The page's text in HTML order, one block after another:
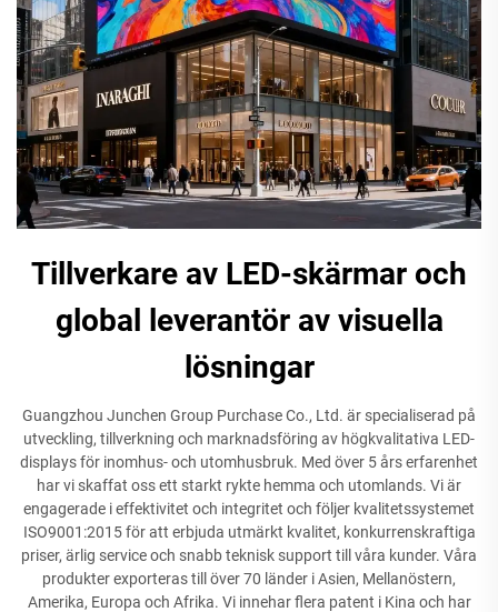
Tillverkare av LED-skärmar och
global leverantör av visuella
lösningar
Guangzhou Junchen Group Purchase Co., Ltd. är specialiserad på
utveckling, tillverkning och marknadsföring av högkvalitativa LED-
displays för inomhus- och utomhusbruk. Med över 5 års erfarenhet
har vi skaffat oss ett starkt rykte hemma och utomlands. Vi är
engagerade i effektivitet och integritet och följer kvalitetssystemet
ISO9001:2015 för att erbjuda utmärkt kvalitet, konkurrenskraftiga
priser, ärlig service och snabb teknisk support till våra kunder. Våra
produkter exporteras till över 70 länder i Asien, Mellanöstern,
Amerika, Europa och Afrika. Vi innehar flera patent i Kina och har